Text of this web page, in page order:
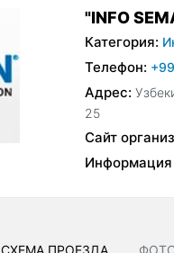
"INFO
Категория:
Телефон:
Адрес:
25
Сайт
Информация
СХЕМА ПРОЕЗДА